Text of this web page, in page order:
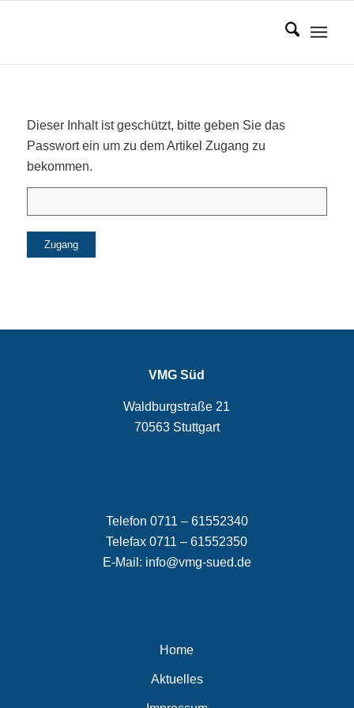
Dieser Inhalt ist geschützt, bitte geben Sie das
Passwort ein um zu dem Artikel Zugang zu
bekommen.
VMG Süd
Waldburgstraße 21
70563 Stuttgart
Telefon 0711 – 61552340
Telefax 0711 – 61552350
E-Mail: info@vmg-sued.de
Home
Aktuelles